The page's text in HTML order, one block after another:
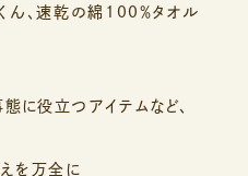
ん、速乾の綿100％タオル
に役立つアイテムなど、
えを万全に